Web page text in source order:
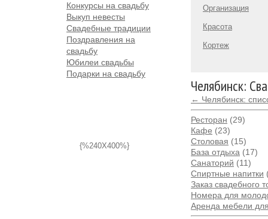
Конкурсы на свадьбу
Выкуп невесты
Свадебные традиции
Поздравления на
свадьбу
Юбилеи свадьбы
Подарки на свадьбу
{%240X400%}
Организация
Красота
Кортеж
Челябинск:
← Челябинск:
Ресторан (29)
Кафе (23)
Столовая (15)
База отдыха (17)
Санаторий (11)
Спиртные напитки
Заказ свадебного
Номера для
Аренда мебели